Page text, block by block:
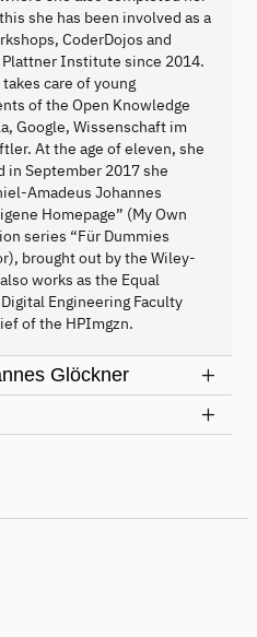
she has been involved as a
CoderDojos and
Institute since 2014.
care of young
of the Open Knowledge
Google, Wissenschaft im
At the age of eleven, she
in September 2017 she
Amadeus Johannes
Homepage” (My Own
series “Für Dummies
brought out by the Wiley-
works as the Equal
Engineering Faculty
of the HPImgzn.
Glöckner